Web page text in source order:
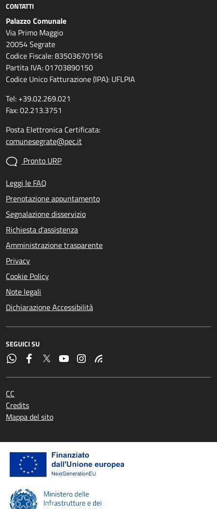
CONTATTI
Palazzo Comunale
Via Primo Maggio
20054 Segrate
Codice Fiscale: 83503670156
Partita IVA: 01703890150
Codice Unico Fatturazione (IPA): UFLPIA
Tel: +39.02.269.021
Fax: 02.213.3751
Posta Elettronica Certificata:
comunesegrate@pec.it
Pronto URP
Leggi le FAQ
Prenotazione appuntamento
Segnalazione disservizio
Richiesta d'assistenza
Amministrazione trasparente
Privacy
Cookie Policy
Note legali
Dichiarazione Accessibilità
SEGUICI SU
CC
Credits
Mappa del sito